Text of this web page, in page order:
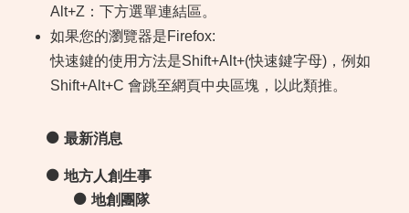
Alt+Z：下方選單連結區。
如果您的瀏覽器是Firefox:
快速鍵的使用方法是Shift+Alt+(快速鍵字母)，例如
Shift+Alt+C 會跳至網頁中央區塊，以此類推。
最新消息
地方人創生事
地創團隊